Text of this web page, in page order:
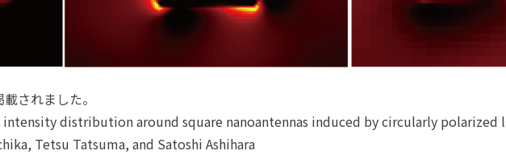
されました。
distribution around square nanoantennas induced by circularly polarized
Tetsu Tatsuma, and Satoshi Ashihara